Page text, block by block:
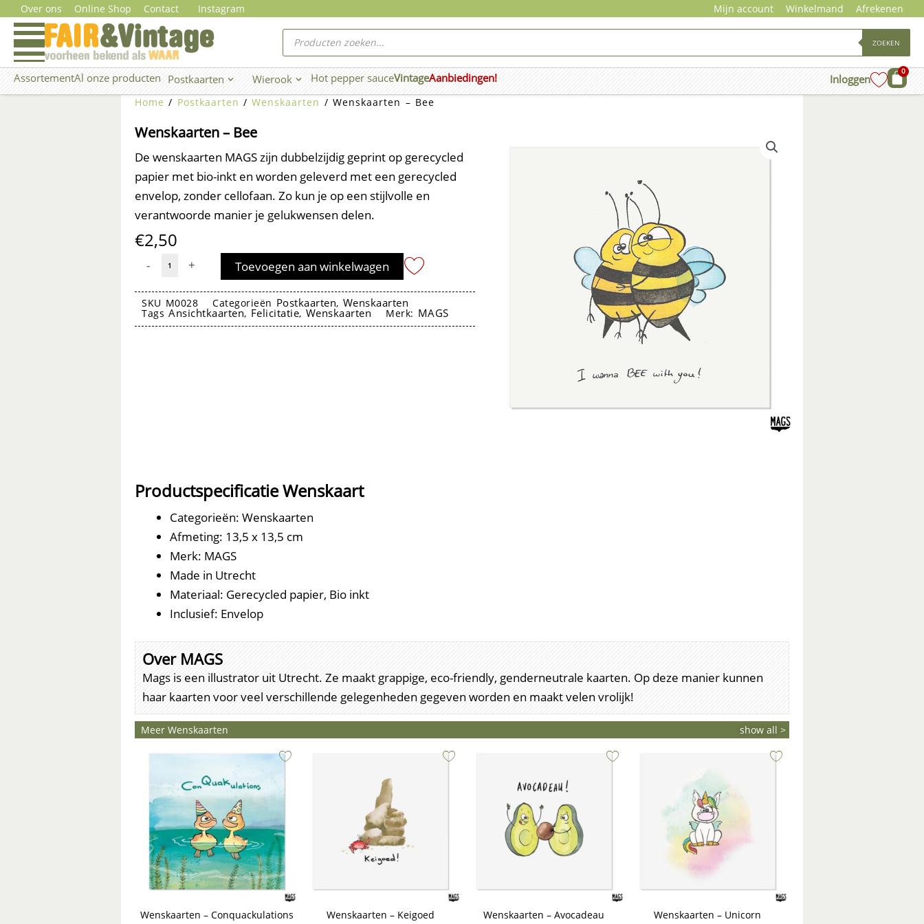
naar
inhoud
Over ons Online Shop Contact Instagram Mijn account Winkelmand Afrekenen
Producten
zoeken ZOEKEN
AssortementAl onze producten Postkaarten Open Postkaarten
Wierook Open Wierook
Hot pepper sauceVintageAanbiedingen! Inloggen
0
Home / Postkaarten /Wenskaarten / Wenskaarten – Bee
Wenskaarten – Bee
De wenskaarten MAGS zijn dubbelzijdig geprint op gerecycled
papier met bio-inkt en worden geleverd met een gerecycled
envelop, zonder cellofaan. Zo kun je op een stijlvolle en
verantwoorde manier je gelukwensen delen.
€2,50
-
Wenskaarten
Bee
aantal
+ Toevoegen aan winkelwagen
SKU M0028 Categorieën Postkaarten, Wenskaarten
Tags Ansichtkaarten, Felicitatie, Wenskaarten Merk: MAGS
Productspecificatie Wenskaart
Categorieën: Wenskaarten
Afmeting: 13,5 x 13,5 cm
Merk: MAGS
Made in Utrecht
Materiaal: Gerecycled papier, Bio inkt
Inclusief: Envelop
Over MAGS
Mags is een illustrator uit Utrecht. Ze maakt grappige, eco-friendly, genderneutrale kaarten. Op deze manier kunnen
haar kaarten voor veel verschillende gelegenheden gegeven worden en maakt velen vrolijk!
Meer Wenskaarten show all >
Wenskaarten – Conquackulations Wenskaarten – Keigoed Wenskaarten – Avocadeau Wenskaarten – Unicorn